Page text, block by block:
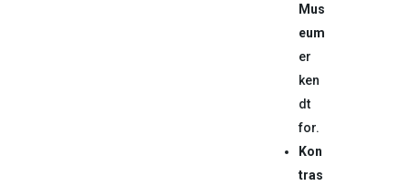
Mus
eum
er
ken
dt
for.
Kon
tras